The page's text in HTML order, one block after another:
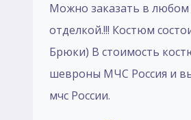
Mожно заказать в
отделкой.!!! Костюм
Брюки) В стоимость
шевроны МЧС Россия и
мчс России.